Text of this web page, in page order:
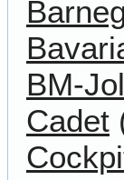
BM-
Cadet